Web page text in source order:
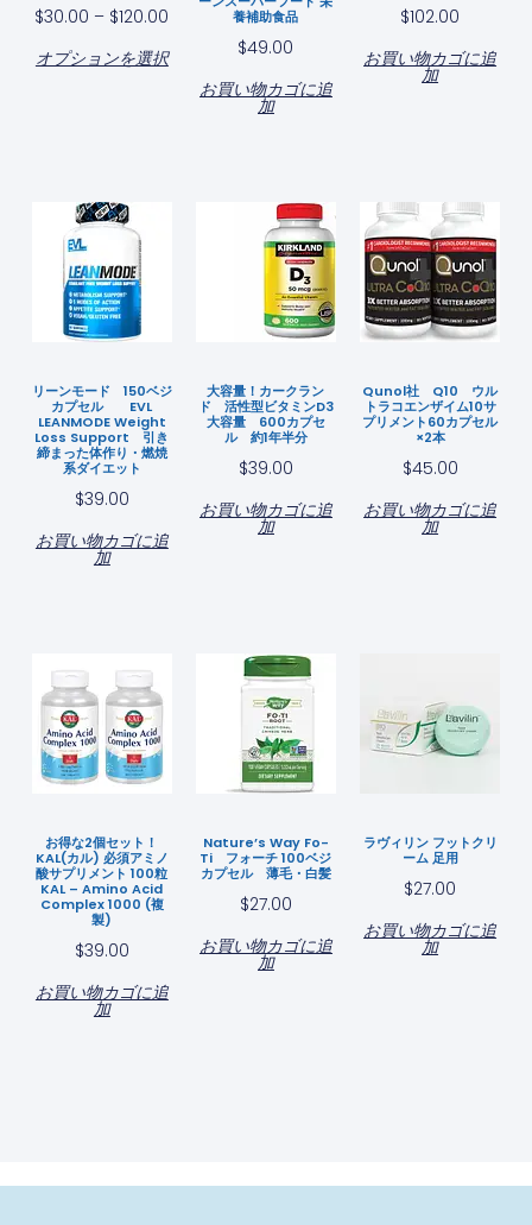
$30.00 – $120.00
オプションを選択
養補助食品
$49.00
お買い物カゴに追
加
$102.00
お買い物カゴに追
加
リーンモード 150ベジ
カプセル EVL
LEANMODE Weight
Loss Support 引き
締まった体作り・燃焼
系ダイエット
$39.00
お買い物カゴに追
加
大容量！カークラン
ド 活性型ビタミンD3
大容量 600カプセ
ル 約1年半分
$39.00
お買い物カゴに追
加
Qunol社 Q10 ウル
トラコエンザイム10サ
プリメント60カプセル
×2本
$45.00
お買い物カゴに追
加
お得な2個セット！
KAL(カル) 必須アミノ
酸サプリメント 100粒
KAL – Amino Acid
Complex 1000 (複
製)
$39.00
お買い物カゴに追
加
Nature’s Way Fo-
Ti フォーチ 100ベジ
カプセル 薄毛・白髪
$27.00
お買い物カゴに追
加
ラヴィリン フットクリ
ーム 足用
$27.00
お買い物カゴに追
加